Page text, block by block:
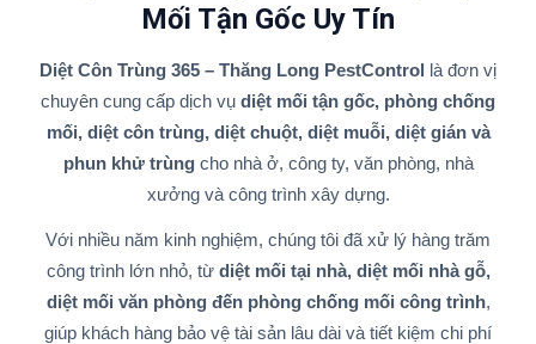
Mối Tận Gốc Uy Tín
Diệt Côn Trùng 365 – Thăng Long PestControl là đơn vị
chuyên cung cấp dịch vụ diệt mối tận gốc, phòng chống
mối, diệt côn trùng, diệt chuột, diệt muỗi, diệt gián và
phun khử trùngcho nhà ở, công ty, văn phòng, nhà
xưởng và công trình xây dựng.
Với nhiều năm kinh nghiệm, chúng tôi đã xử lý hàng trăm
công trình lớn nhỏ, từ diệt mối tại nhà, diệt mối nhà gỗ,
diệt mối văn phòng đến phòng chống mối công trình,
giúp khách hàng bảo vệ tài sản lâu dài và tiết kiệm chi phí